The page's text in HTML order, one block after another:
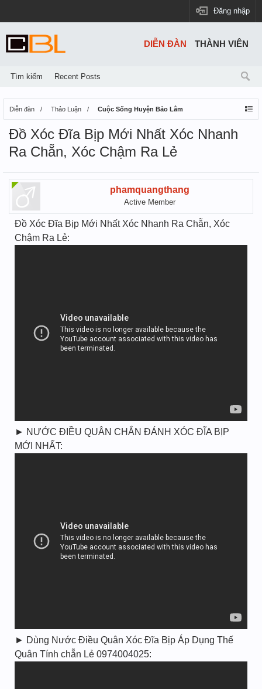
Đăng nhập
Diễn đàn Thảo Luận Cuộc Sống Huyện Bảo Lâm
Đồ Xóc Đĩa Bịp Mới Nhất Xóc Nhanh
Ra Chẵn, Xóc Chậm Ra Lẻ
phamquangthang
Active Member
Đồ Xóc Đĩa Bịp Mới Nhất Xóc Nhanh Ra Chẵn, Xóc
Chậm Ra Lẻ:
► NƯỚC ĐIỀU QUÂN CHẮN ĐÁNH XÓC ĐĨA BỊP
MỚI NHẤT:
► Dùng Nước Điều Quân Xóc Đĩa Bịp Áp Dụng Thế
Quân Tính chẵn Lẻ 0974004025:
DIỄN ĐÀN
Tìm kiếm Recent Posts
THÀNH VIÊN